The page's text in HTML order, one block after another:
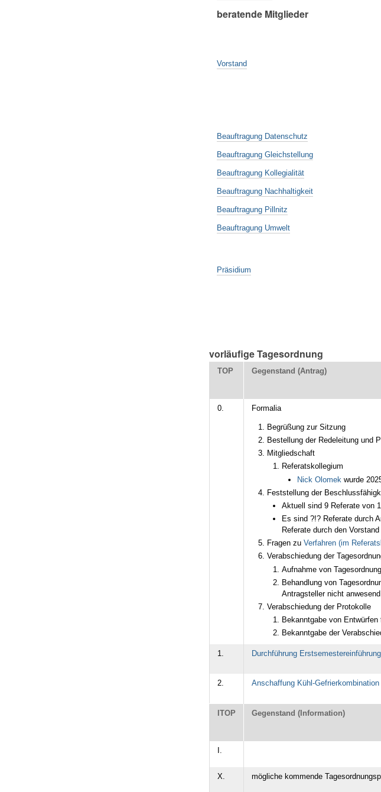
beratende Mitglieder
Vorstand
Beauftragung Datenschutz
Beauftragung Gleichstellung
Beauftragung Kollegialität
Beauftragung Nachhaltigkeit
Beauftragung Pillnitz
Beauftragung Umwelt
Präsidium
vorläufige Tagesordnung
TOP Gegenstand (Antrag)
0. Formalia
Begrüßung zur Sitzung
Bestellung der Redeleitung und
Mitgliedschaft
Referatskollegium
Nick Olomek wurde
Feststellung der
Aktuell sind 9 Referate von
Es sind ?!? Referate durch
Referate durch den
Fragen zu Verfahren (im
Verabschiedung der
Aufnahme von
Behandlung von
Antragsteller nicht
Verabschiedung der Protokolle
Bekanntgabe von
Bekanntgabe der
1. Durchführung
2. Anschaffung Kühl-Gefrierkombination
ITOP Gegenstand (Information)
X. mögliche kommende